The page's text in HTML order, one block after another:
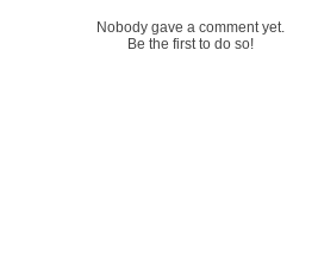
Nobody gave a comment yet.
Be the first to do so!